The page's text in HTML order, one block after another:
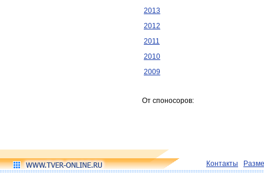
2013
2012
2011
2010
2009
От споносоров:
Контакты